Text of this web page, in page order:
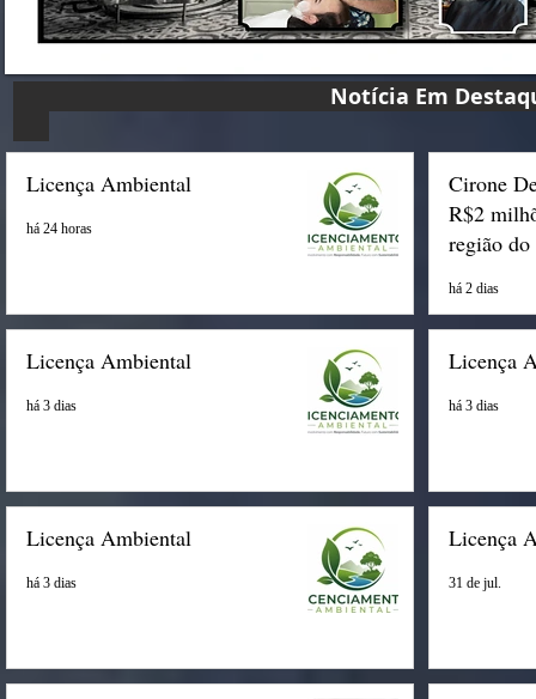
Notícia Em
Licença Ambiental
há 24 horas
Cirone
R$2
região do
há 2 dias
Licença Ambiental
há 3 dias
Licença
há 3 dias
Licença Ambiental
há 3 dias
Licença
31 de jul.